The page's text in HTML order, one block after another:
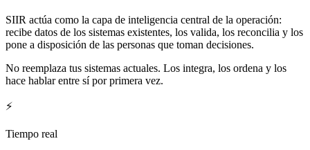
SIIR actúa como la capa de inteligencia central de la operación:
recibe datos de los sistemas existentes, los valida, los reconcilia y los
pone a disposición de las personas que toman decisiones.
No reemplaza tus sistemas actuales. Los integra, los ordena y los
hace hablar entre sí por primera vez.
⚡
Tiempo real